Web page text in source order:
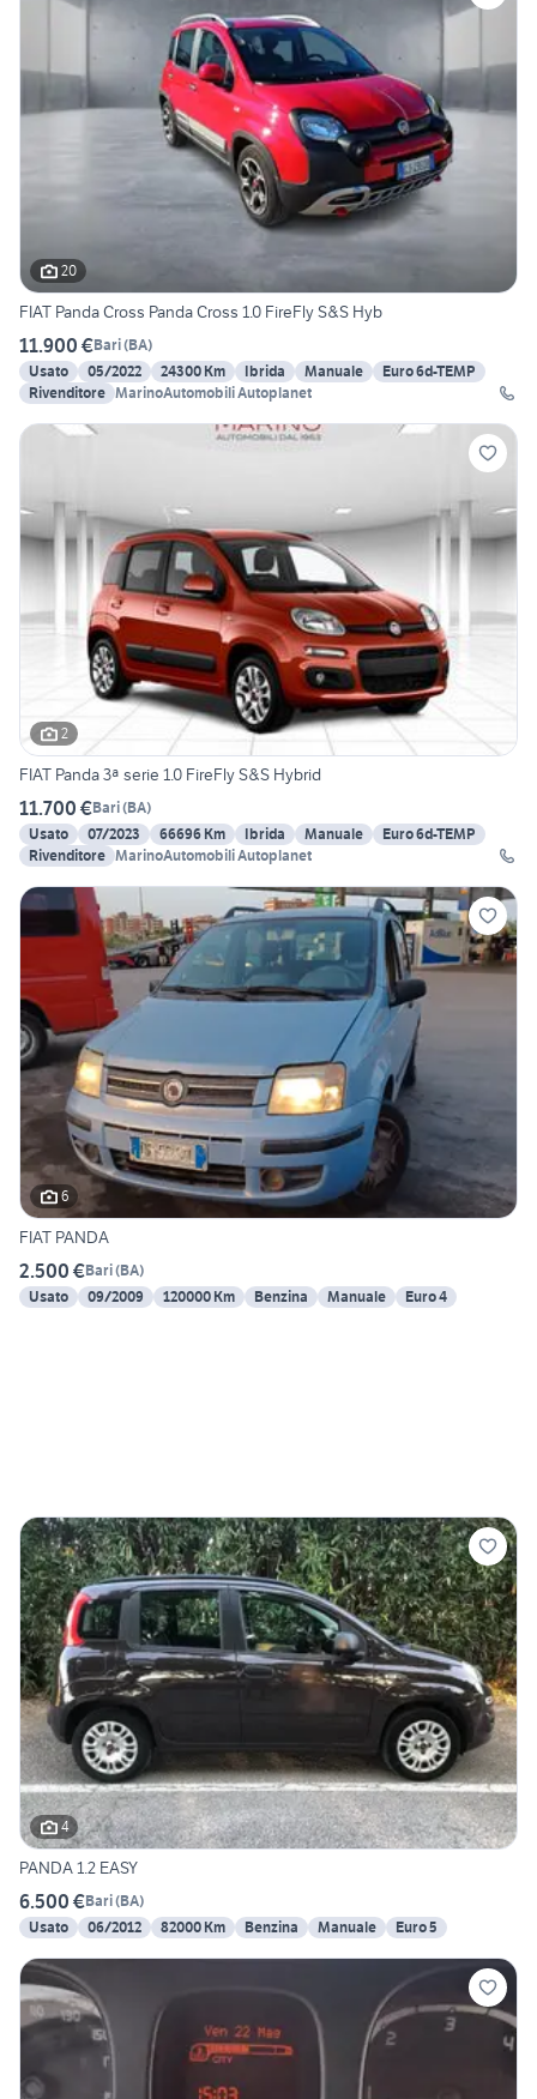
20
FIAT Panda Cross Panda Cross 1.0 FireFly S&S Hyb
11.900 €Bari(BA)
Usato
05/2022 24300 Km Ibrida Manuale
Euro 6d-TEMP
Rivenditore MarinoAutomobili Autoplanet
2
FIAT Panda 3ª serie 1.0 FireFly S&S Hybrid
11.700 €Bari(BA)
Usato
07/2023 66696 Km Ibrida Manuale
Euro 6d-TEMP
Rivenditore MarinoAutomobili Autoplanet
6
FIAT PANDA
2.500 €Bari(BA)
Usato
09/2009 120000 Km Benzina Manuale Euro 4
4
PANDA 1.2 EASY
6.500 €Bari(BA)
Usato
06/2012 82000 Km Benzina Manuale Euro 5